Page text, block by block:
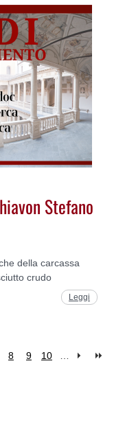
Stefano
della carcassa
crudo
Leggi
8 9 10